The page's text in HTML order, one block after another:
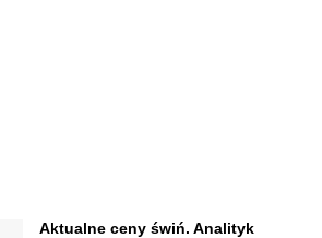
Aktualne ceny świń. Analityk